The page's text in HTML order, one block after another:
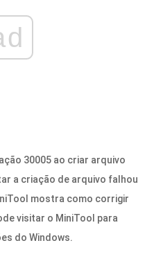
30005 ao criar arquivo
a criação de arquivo falhou
mostra como corrigir
visitar o MiniTool para
do Windows.